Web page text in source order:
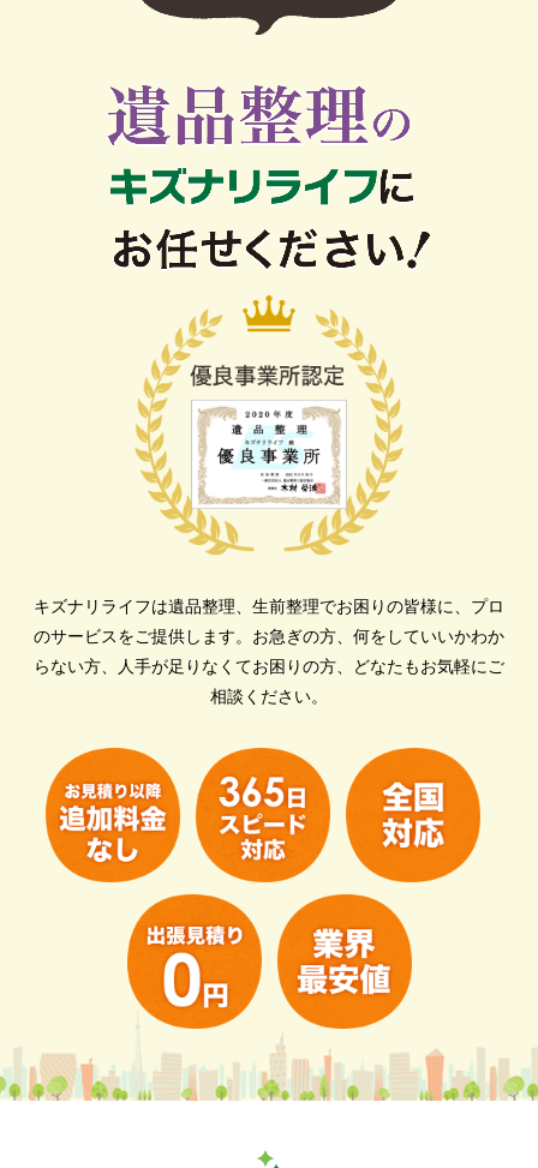
キズナリライフは遺品整理、生前整理でお困りの皆様に、プロ
のサービスをご提供します。 お急ぎの方、何をしていいかわか
らない方、人手が足りなくてお困りの方、どなたもお気軽にご
相談ください。